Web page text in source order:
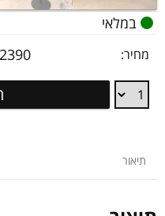
במלאי
מחיר: 2390
עמוד
טלוויזיה
להדבקה
על
תיאור